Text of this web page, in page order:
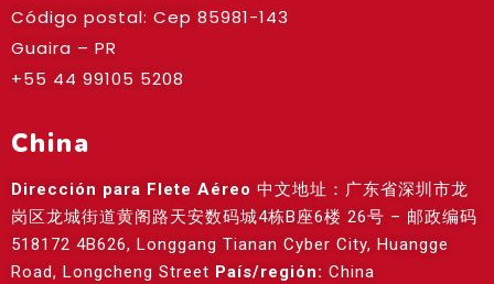
Código postal: Cep 85981-143
Guaira – PR
+55 44 99105 5208
China
Dirección para Flete Aéreo 中文地址：广东省深圳市龙
岗区龙城街道黄阁路天安数码城4栋B座6楼 26号 – 邮政编码
518172 4B626, Longgang Tianan Cyber City, Huangge
Road, Longcheng Street País/región: China